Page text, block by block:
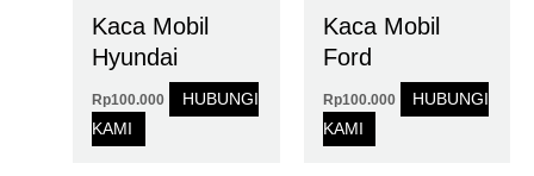
Kaca Mobil
Hyundai
Rp100.000
HUBUNGI
KAMI
Kaca Mobil
Ford
Rp100.000
HUBUNGI
KAMI